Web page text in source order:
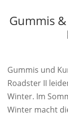
Gummis
Gummis und
Roadster II
Winter. Im
Winter macht